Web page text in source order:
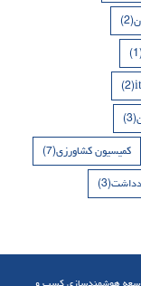
(2)
(2)
(3)
کمیسیون کشاورزی(7)
(3)